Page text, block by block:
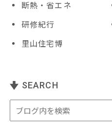
断熱・省エネ
研修紀行
里山住宅博
SEARCH